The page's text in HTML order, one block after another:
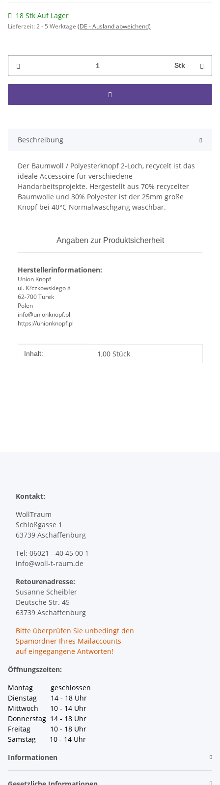
18 Stk Auf Lager
Lieferzeit:2 - 5 Werktage (DE - Ausland abweichend)
Stk
Beschreibung
Der Baumwoll / Polyesterknopf 2-Loch, recycelt ist das
ideale Accessoire für verschiedene
Handarbeitsprojekte. Hergestellt aus 70% recycelter
Baumwolle und 30% Polyester ist der 25mm große
Knopf bei 40°C Normalwaschgang waschbar.
Angaben zur Produktsicherheit
Herstellerinformationen:
Union Knopf
ul. K?czkowskiego 8
62-700 Turek
Polen
info@unionknopf.pl
https://unionknopf.pl
Produkteigenschaft
Wert
Inhalt: 1,00 Stück
Kontakt:
WollTraum
Schloßgasse 1
63739 Aschaffenburg
Tel: 06021 - 40 45 00 1
info@woll-t-raum.de
Retourenadresse:
Susanne Scheibler
Deutsche Str. 45
63739 Aschaffenburg
Bitte überprüfen Sie unbedingt den
Spamordner Ihres Mailaccounts
auf eingegangene Antworten!
Öffnungszeiten:
Montag geschlossen
Dienstag 14 - 18 Uhr
Mittwoch 10 - 14 Uhr
Donnerstag 14 - 18 Uhr
Freitag 10 - 18 Uhr
Samstag 10 - 14 Uhr
Informationen